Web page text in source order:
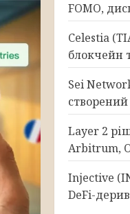
FOMO,
Celestia
блокчейн
Sei
Layer 2
Arbitrum,
Injective
DeFi-